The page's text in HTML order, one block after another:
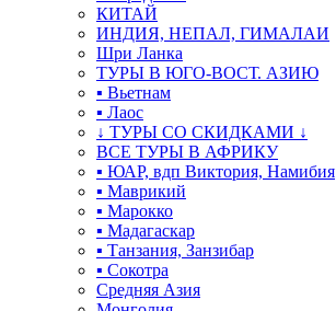
КИТАЙ
ИНДИЯ, НЕПАЛ, ГИМАЛАИ
Шри Ланка
ТУРЫ В ЮГО-ВОСТ. АЗИЮ
▪ Вьетнам
▪ Лаос
↓ ТУРЫ СО СКИДКАМИ ↓
ВСЕ ТУРЫ В АФРИКУ
▪ ЮАР, вдп Виктория, Намибия
▪ Маврикий
▪ Марокко
▪ Мадагаскар
▪ Танзания, Занзибар
▪ Сокотра
Средняя Азия